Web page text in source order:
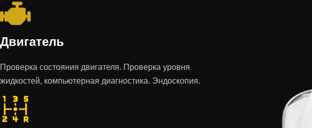
Двигатель
Проверка состояния двигателя. Проверка уровня
жидкостей, компьютерная диагностика. Эндоскопия.